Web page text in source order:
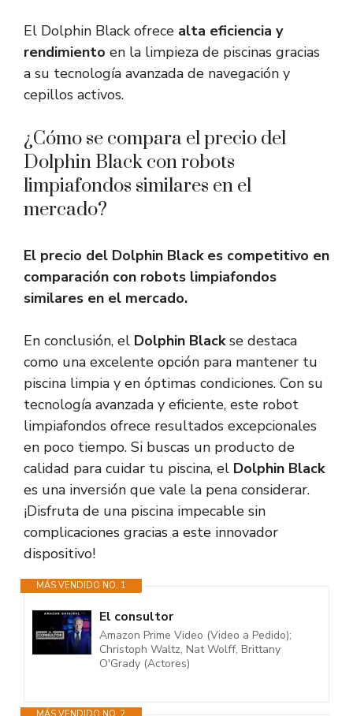
El Dolphin Black ofrece alta eficiencia y
rendimiento en la limpieza de piscinas gracias
a su tecnología avanzada de navegación y
cepillos activos.
¿Cómo se compara el precio del
Dolphin Black con robots
limpiafondos similares en el
mercado?
El precio del Dolphin Black es competitivo en
comparación con robots limpiafondos
similares en el mercado.
En conclusión, el Dolphin Blackse destaca
como una excelente opción para mantener tu
piscina limpia y en óptimas condiciones. Con su
tecnología avanzada y eficiente, este robot
limpiafondos ofrece resultados excepcionales
en poco tiempo. Si buscas un producto de
calidad para cuidar tu piscina, el Dolphin Black
es una inversión que vale la pena considerar.
¡Disfruta de una piscina impecable sin
complicaciones gracias a este innovador
dispositivo!
MÁS VENDIDO NO. 1
El consultor
Amazon Prime Video (Video a Pedido);
Christoph Waltz, Nat Wolff, Brittany
O'Grady (Actores)